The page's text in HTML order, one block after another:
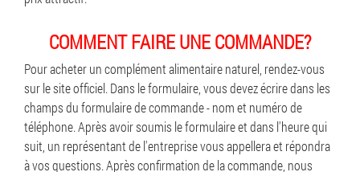
COMMENT FAIRE UNE COMMANDE?
Pour acheter un complément alimentaire naturel, rendez-vous
sur le site officiel. Dans le formulaire, vous devez écrire dans les
champs du formulaire de commande - nom et numéro de
téléphone. Après avoir soumis le formulaire et dans l'heure qui
suit, un représentant de l'entreprise vous appellera et répondra
à vos questions. Après confirmation de la commande, nous